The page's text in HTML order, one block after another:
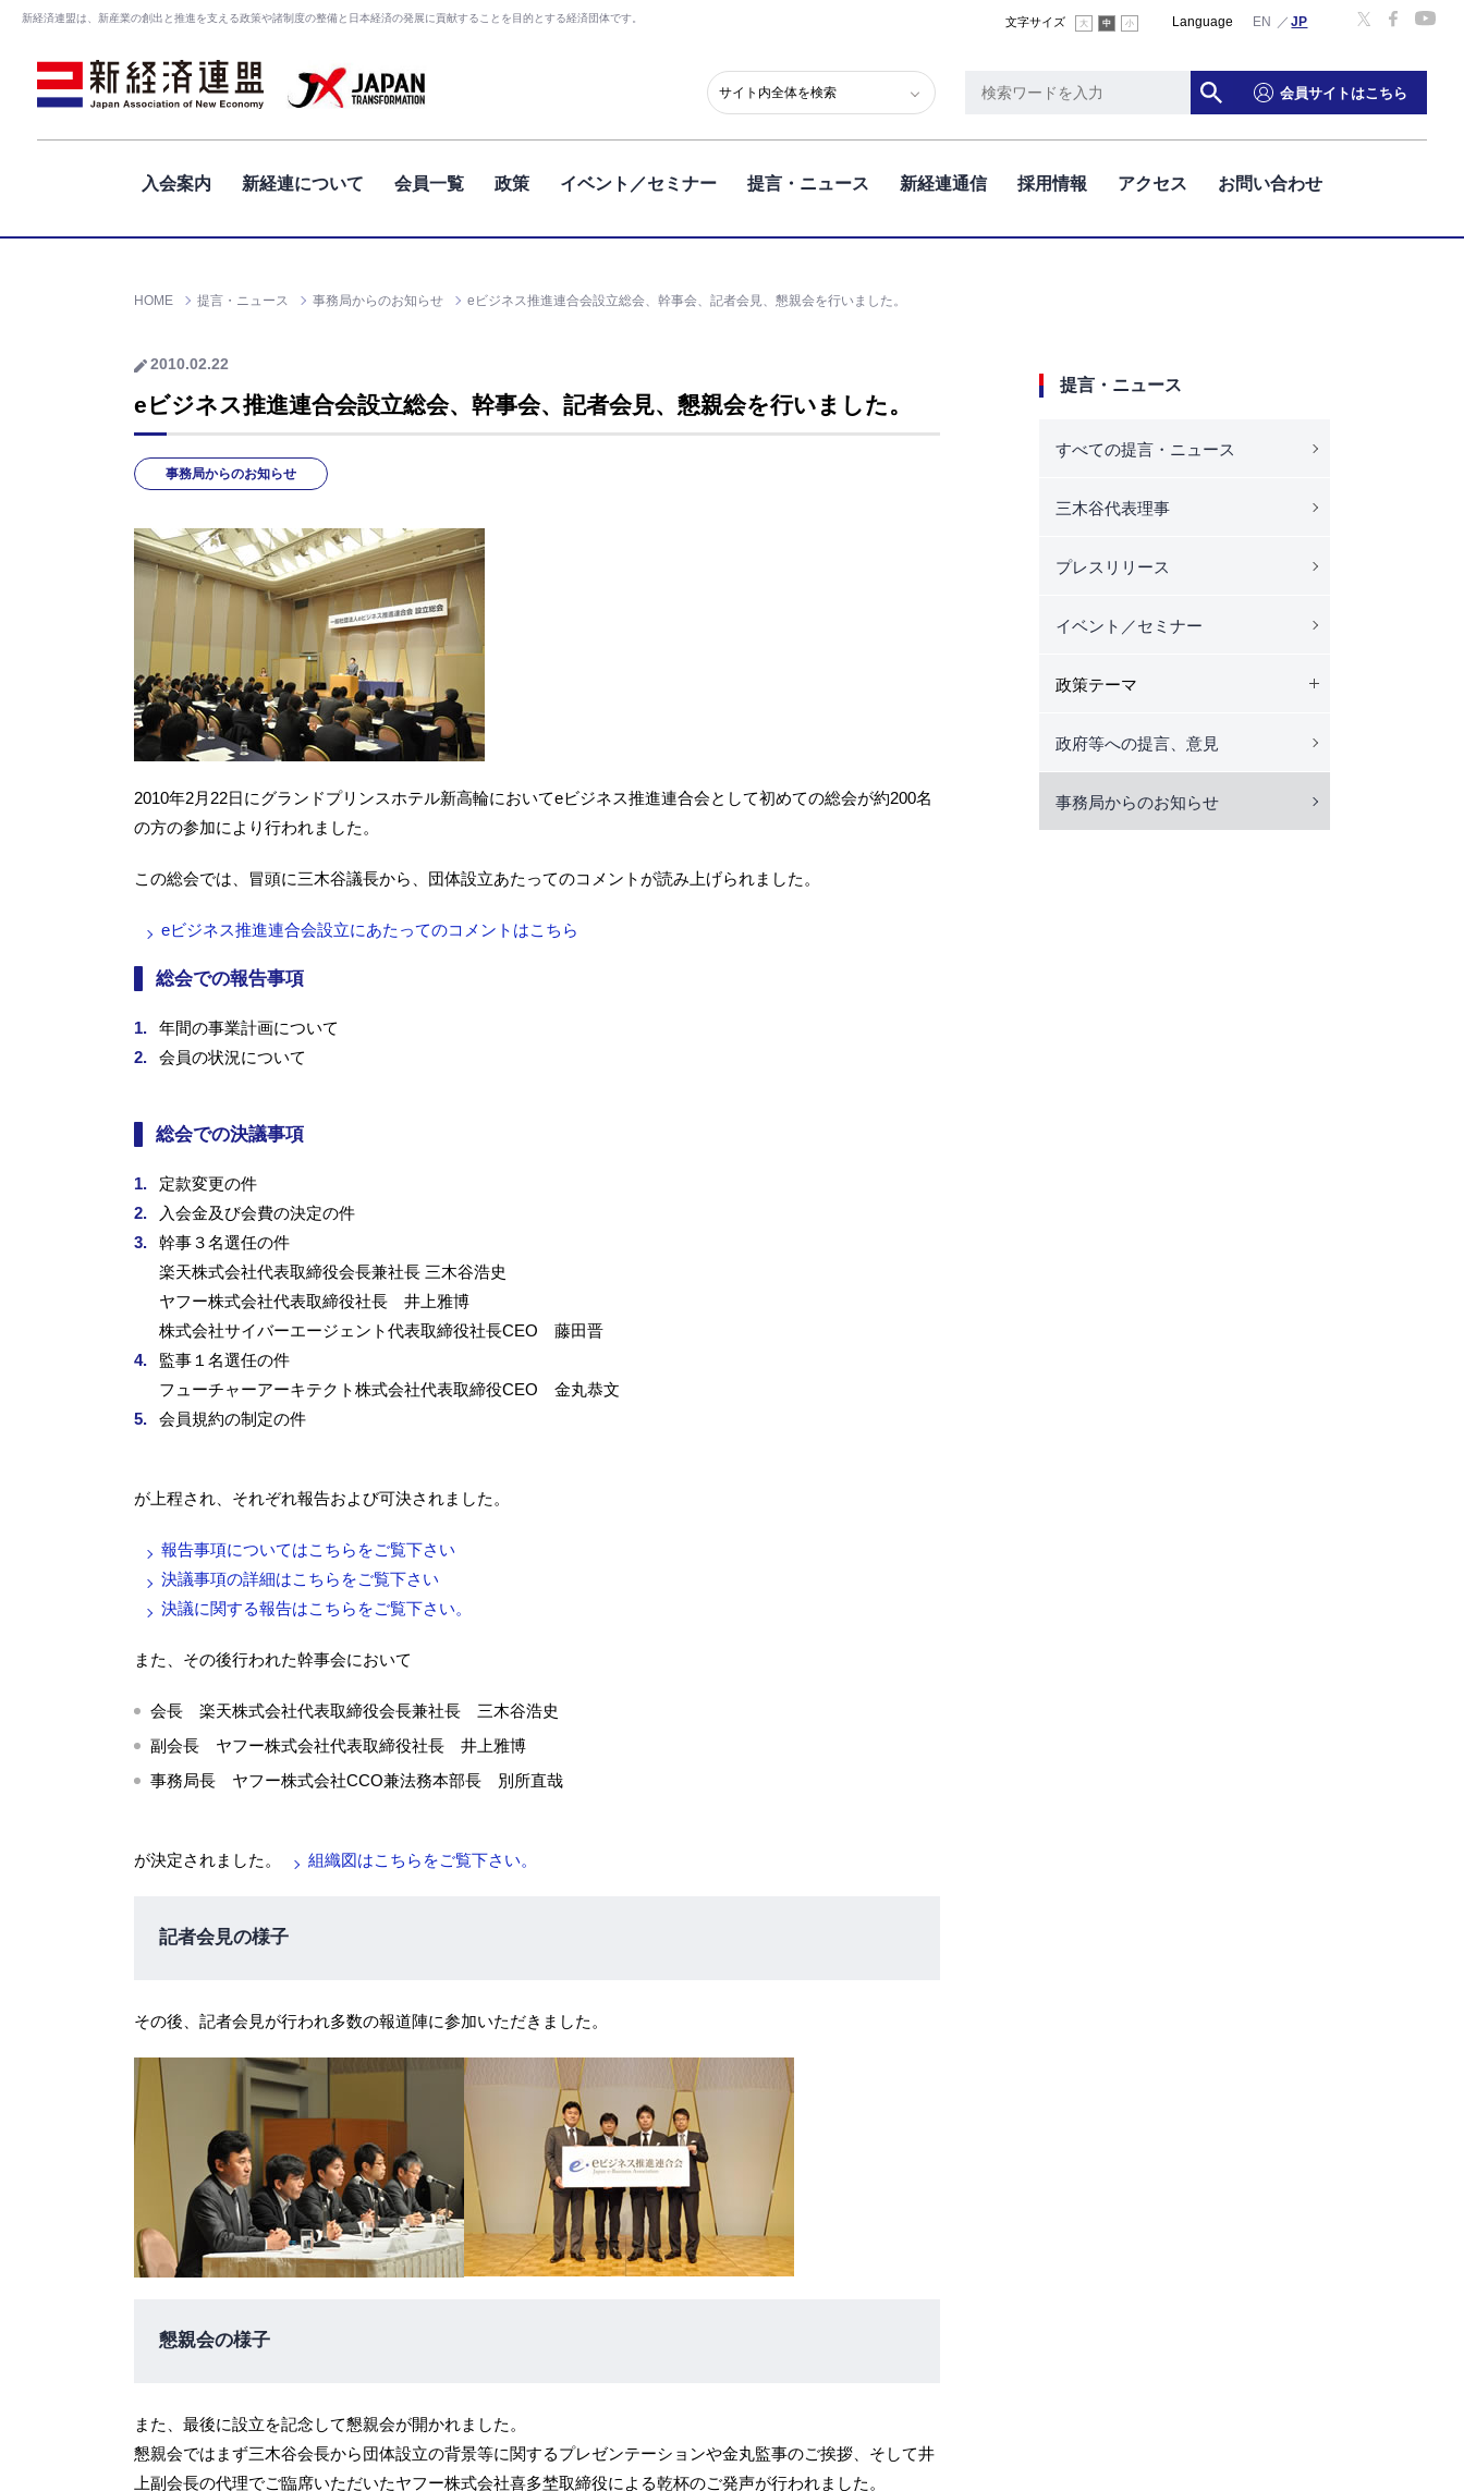
新経済連盟は、新産業の創出と推進を支える政策や諸制度の整備と日本経済の発展に貢献することを目的とする経済団体です。 文字サイズ 大 中 小 Language English
会員サイトはこちら
入会案内 新経連について 会員一覧 政策 イベント／セミナー 提言・ニュース 新経連通信 採用情報 アクセス お問い合わせ
HOME 提言・ニュース 事務局からのお知らせ eビジネス推進連合会設立総会、幹事会、記者会見、懇親会を行いました。
2010.02.22
eビジネス推進連合会設立総会、幹事会、記者会見、懇親会を行いました。
事務局からのお知らせ
2010年2月22日にグランドプリンスホテル新高輪においてeビジネス推進連合会として初めての総会が約200名
の方の参加により行われました。
この総会では、冒頭に三木谷議長から、団体設立あたってのコメントが読み上げられました。
eビジネス推進連合会設立にあたってのコメントはこちら
総会での報告事項
年間の事業計画について
会員の状況について
総会での決議事項
定款変更の件
入会金及び会費の決定の件
幹事３名選任の件
楽天株式会社代表取締役会長兼社長 三木谷浩史
ヤフー株式会社代表取締役社長 井上雅博
株式会社サイバーエージェント代表取締役社長CEO 藤田晋
監事１名選任の件
フューチャーアーキテクト株式会社代表取締役CEO 金丸恭文
会員規約の制定の件
が上程され、それぞれ報告および可決されました。
報告事項についてはこちらをご覧下さい
決議事項の詳細はこちらをご覧下さい
決議に関する報告はこちらをご覧下さい。
また、その後行われた幹事会において
会長 楽天株式会社代表取締役会長兼社長 三木谷浩史
副会長 ヤフー株式会社代表取締役社長 井上雅博
事務局長 ヤフー株式会社CCO兼法務本部長 別所直哉
が決定されました。 組織図はこちらをご覧下さい。
記者会見の様子
その後、記者会見が行われ多数の報道陣に参加いただきました。
懇親会の様子
また、最後に設立を記念して懇親会が開かれました。
懇親会ではまず三木谷会長から団体設立の背景等に関するプレゼンテーションや金丸監事のご挨拶、そして井
上副会長の代理でご臨席いただいたヤフー株式会社喜多埜取締役による乾杯のご発声が行われました。
提言・ニュース
すべての提言・ニュース
三木谷代表理事
プレスリリース
イベント／セミナー
政策テーマ
政府等への提言、意見
事務局からのお知らせ